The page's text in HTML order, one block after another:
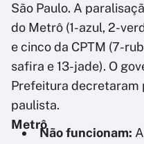
São Paulo. A
do Metrô (1-azul, 2-
e cinco da CPTM (7-
safira e 13-jade). O
Prefeitura
paulista.
Metrô
Não funcionam: